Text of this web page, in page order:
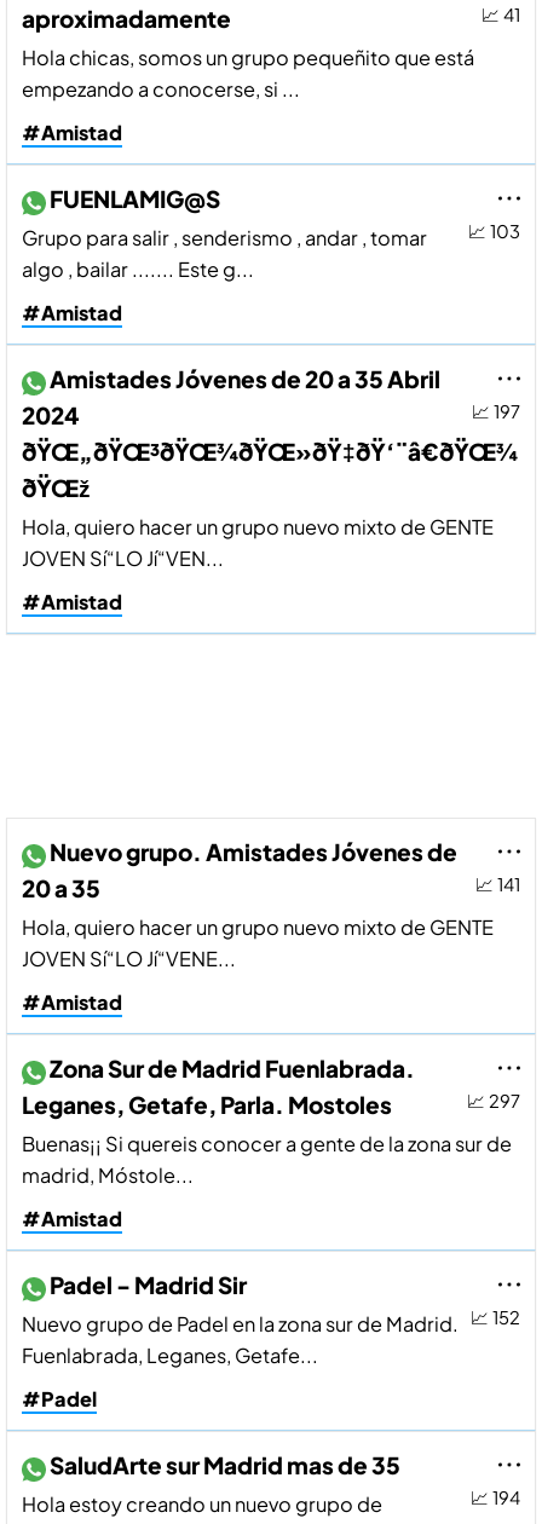
📈 41
aproximadamente
Hola chicas, somos un grupo pequeñito que está
empezando a conocerse, si ...
#Amistad
📈 103
FUENLAMIG@S
Grupo para salir , senderismo , andar , tomar
algo , bailar ....... Este g...
#Amistad
📈 197
Amistades Jóvenes de 20 a 35 Abril
2024
ðŸŒ„ðŸŒ³ðŸŒ¾ðŸŒ»ðŸ‡ðŸ‘¨â€ðŸŒ¾
ðŸŒž
Hola, quiero hacer un grupo nuevo mixto de GENTE
JOVEN Sí“LO Jí“VEN...
#Amistad
📈 141
Nuevo grupo. Amistades Jóvenes de
20 a 35
Hola, quiero hacer un grupo nuevo mixto de GENTE
JOVEN Sí“LO Jí“VENE...
#Amistad
📈 297
Zona Sur de Madrid Fuenlabrada.
Leganes, Getafe, Parla. Mostoles
Buenas¡¡ Si quereis conocer a gente de la zona sur de
madrid, Móstole...
#Amistad
📈 152
Padel - Madrid Sir
Nuevo grupo de Padel en la zona sur de Madrid.
Fuenlabrada, Leganes, Getafe...
#Padel
📈 194
SaludArte sur Madrid mas de 35
Hola estoy creando un nuevo grupo de